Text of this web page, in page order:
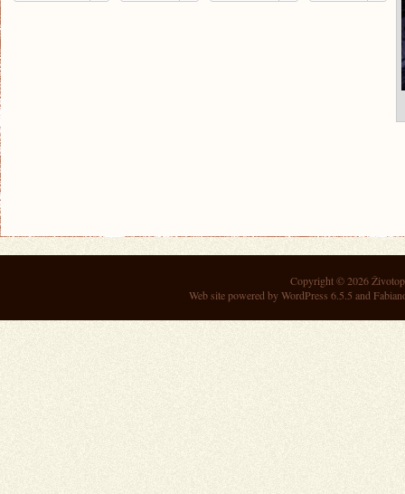
Copyright © 2026
Web site powered byWordPress 6.5.5 and